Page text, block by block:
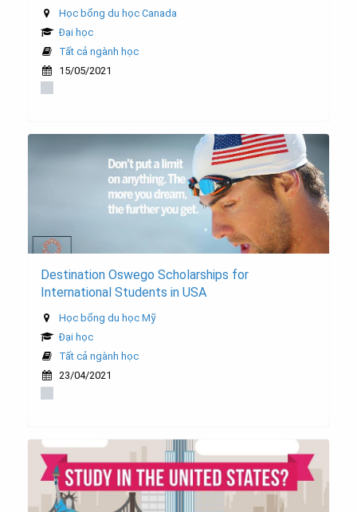
Học bổng du học Canada
Đại học
Tất cả ngành học
15/05/2021
Destination Oswego Scholarships for
International Students in USA
Học bổng du học Mỹ
Đại học
Tất cả ngành học
23/04/2021